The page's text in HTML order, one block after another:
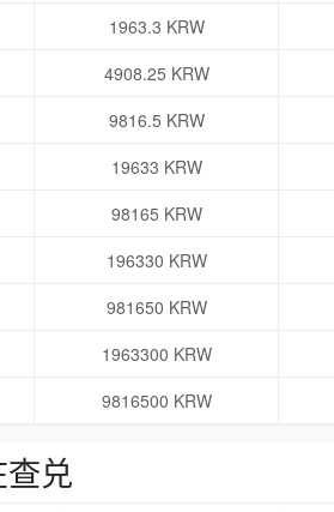
1963.3 KRW
4908.25 KRW
9816.5 KRW
19633 KRW
98165 KRW
196330 KRW
981650 KRW
1963300 KRW
9816500 KRW
兑